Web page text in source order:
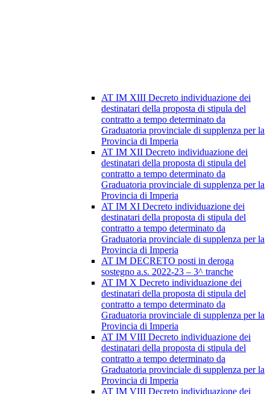
AT IM XIII Decreto individuazione dei
destinatari della proposta di stipula del
contratto a tempo determinato da
Graduatoria provinciale di supplenza per la
Provincia di Imperia
AT IM XII Decreto individuazione dei
destinatari della proposta di stipula del
contratto a tempo determinato da
Graduatoria provinciale di supplenza per la
Provincia di Imperia
AT IM XI Decreto individuazione dei
destinatari della proposta di stipula del
contratto a tempo determinato da
Graduatoria provinciale di supplenza per la
Provincia di Imperia
AT IM DECRETO posti in deroga
sostegno a.s. 2022-23 – 3^ tranche
AT IM X Decreto individuazione dei
destinatari della proposta di stipula del
contratto a tempo determinato da
Graduatoria provinciale di supplenza per la
Provincia di Imperia
AT IM VIII Decreto individuazione dei
destinatari della proposta di stipula del
contratto a tempo determinato da
Graduatoria provinciale di supplenza per la
Provincia di Imperia
AT IM VIII Decreto individuazione dei